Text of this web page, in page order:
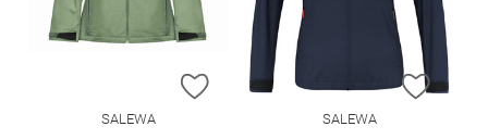
ZUR WUNSCHLISTE HINZUFÜGEN
SALEWA
ZUR
SALEWA